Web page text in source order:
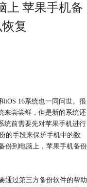
上 苹果手机备
复
iOS 16系统也一同问世。很
来尝尝鲜，但是新的系统还
统前需要先对苹果手机进行
的手段来保护手机中的数
份到电脑上，苹果手机备份
通过第三方备份软件的帮助